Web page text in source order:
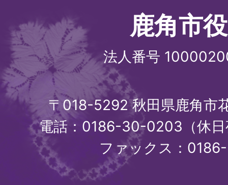
鹿角市
法人番号
〒018-5292 秋田県鹿角市
電話：0186-30-0203（休
ファックス：